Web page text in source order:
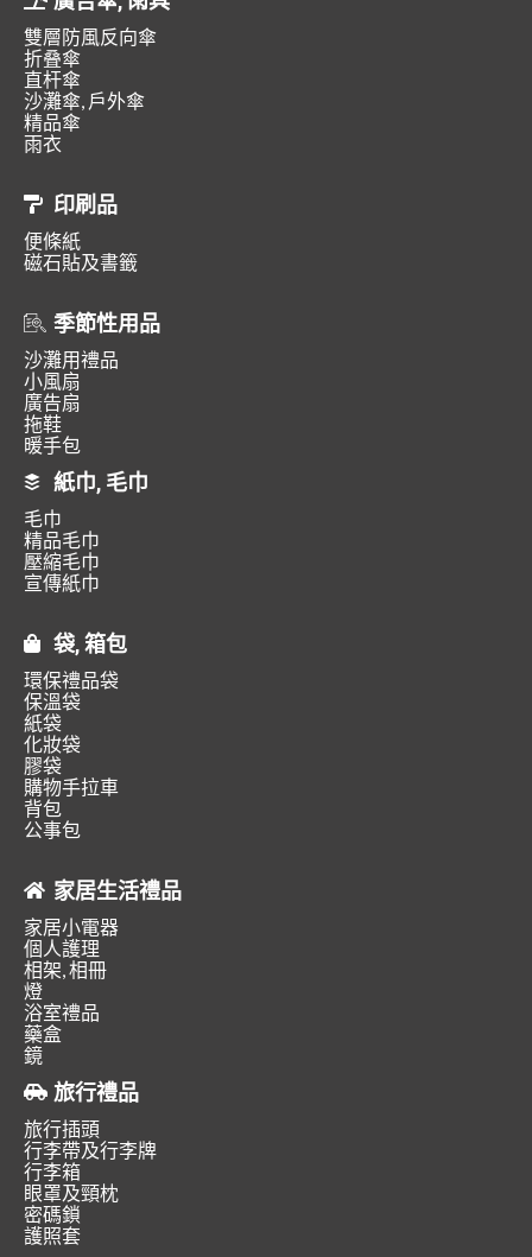
雙層防風反向傘
折叠傘
直杆傘
沙灘傘, 戶外傘
精品傘
雨衣
印刷品
便條紙
磁石貼及書籤
季節性用品
沙灘用禮品
小風扇
廣告扇
拖鞋
暖手包
紙巾, 毛巾
毛巾
精品毛巾
壓縮毛巾
宣傳紙巾
袋, 箱包
環保禮品袋
保溫袋
紙袋
化妝袋
膠袋
購物手拉車
背包
公事包
家居生活禮品
家居小電器
個人護理
相架, 相冊
燈
浴室禮品
藥盒
鏡
旅行禮品
旅行插頭
行李帶及行李牌
行李箱
眼罩及頸枕
密碼鎖
護照套